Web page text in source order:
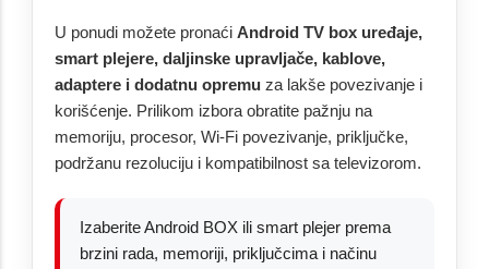
U ponudi možete pronaći Android TV box uređaje,
smart plejere, daljinske upravljače, kablove,
adaptere i dodatnu opremu za lakše povezivanje i
korišćenje. Prilikom izbora obratite pažnju na
memoriju, procesor, Wi-Fi povezivanje, priključke,
podržanu rezoluciju i kompatibilnost sa televizorom.
Izaberite Android BOX ili smart plejer prema
brzini rada, memoriji, priključcima i načinu